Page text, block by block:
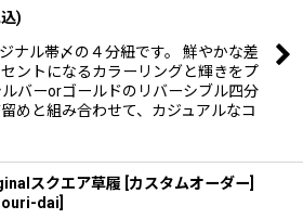
)
ナル帯〆の４分紐です。 鮮やかな差
セントになるカラーリングと輝きをプ
バーorゴールドのリバーシブル四分
めと組み合わせて、カジュアルなコ
スクエア草履 [カスタムオーダー]
dai